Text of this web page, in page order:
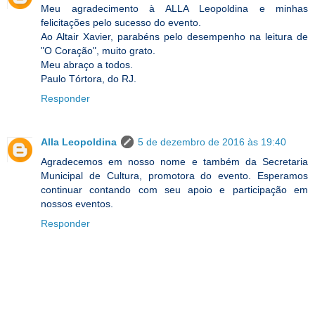
Meu agradecimento à ALLA Leopoldina e minhas
felicitações pelo sucesso do evento.
Ao Altair Xavier, parabéns pelo desempenho na leitura de
"O Coração", muito grato.
Meu abraço a todos.
Paulo Tórtora, do RJ.
Responder
Alla Leopoldina
5 de dezembro de 2016 às 19:40
Agradecemos em nosso nome e também da Secretaria
Municipal de Cultura, promotora do evento. Esperamos
continuar contando com seu apoio e participação em
nossos eventos.
Responder